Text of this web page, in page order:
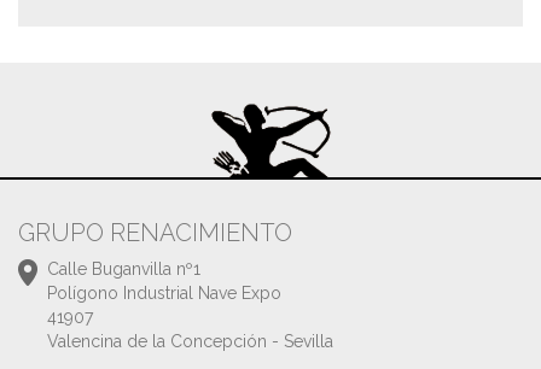
GRUPO RENACIMIENTO
Calle Buganvilla nº1
Polígono Industrial Nave Expo
41907
Valencina de la Concepción - Sevilla